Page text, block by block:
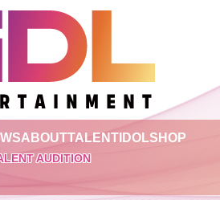
ABOUTTALENTIDOLSHOP
AUDITION